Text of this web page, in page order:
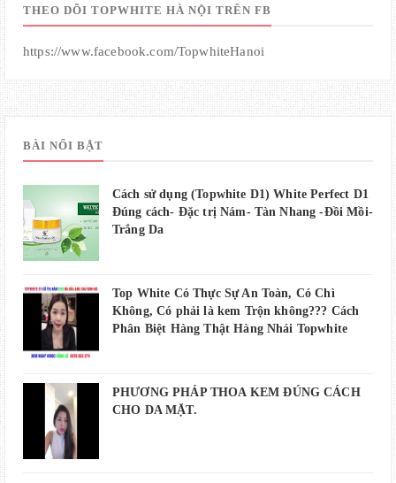
THEO DÕI TOPWHITE HÀ NỘI TRÊN FB
https://www.facebook.com/TopwhiteHanoi
BÀI NỔI BẬT
Cách sử dụng (Topwhite D1) White Perfect D1
Đúng cách- Đặc trị Nám- Tàn Nhang -Đồi Mồi-
Trắng Da
Top White Có Thực Sự An Toàn, Có Chì
Không, Có phải là kem Trộn không??? Cách
Phân Biệt Hàng Thật Hàng Nhái Topwhite
PHƯƠNG PHÁP THOA KEM ĐÚNG CÁCH
CHO DA MẶT.